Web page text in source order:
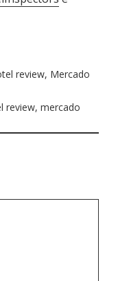
review, Mercado
review, mercado